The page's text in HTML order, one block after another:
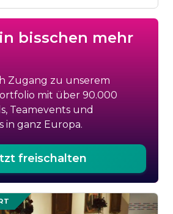
bisschen mehr
Zugang zu unserem
mit über 90.000
Teamevents und
in ganz Europa.
freischalten